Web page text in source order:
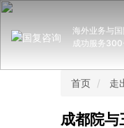
海外业务与
成功服务
首页 走
成都院与